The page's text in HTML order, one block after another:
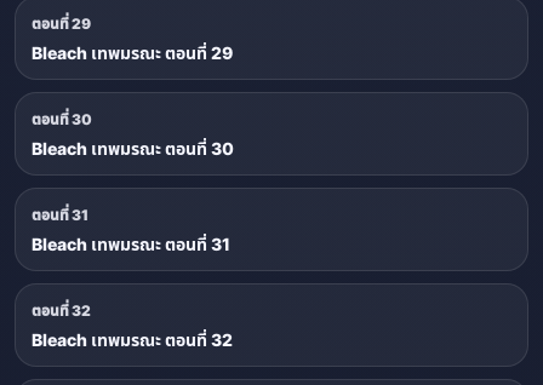
ตอนที่ 29
Bleach เทพมรณะ ตอนที่ 29
ตอนที่ 30
Bleach เทพมรณะ ตอนที่ 30
ตอนที่ 31
Bleach เทพมรณะ ตอนที่ 31
ตอนที่ 32
Bleach เทพมรณะ ตอนที่ 32